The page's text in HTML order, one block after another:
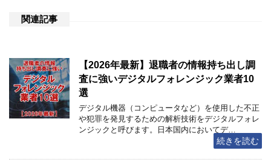
関連記事
【2026年最新】退職者の情報持ち出し調
査に強いデジタルフォレンジック業者10
選
デジタル機器（コンピュータなど）を使用した不正
や犯罪を発見するための解析技術をデジタルフォレ
ンジックと呼びます。日本国内においてデ…
続きを読む